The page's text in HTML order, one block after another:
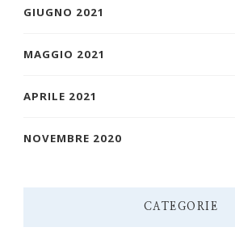
GIUGNO 2021
MAGGIO 2021
APRILE 2021
NOVEMBRE 2020
CATEGORIE